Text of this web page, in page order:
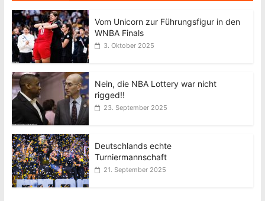
Vom Unicorn zur Führungsfigur in den
WNBA Finals
3. Oktober 2025
Nein, die NBA Lottery war nicht
rigged!!
23. September 2025
Deutschlands echte
Turniermannschaft
21. September 2025